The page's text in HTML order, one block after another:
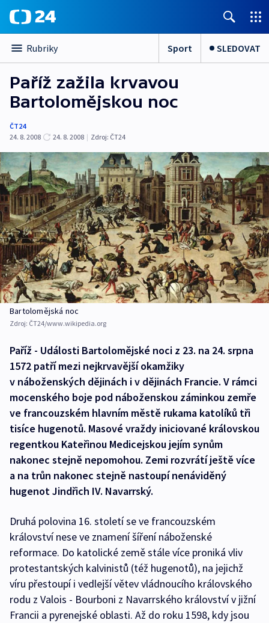
Rubriky Sport SLEDOVAT
Paříž zažila krvavou
Bartolomějskou noc
ČT24
24. 8. 2008
24. 8. 2008 | Zdroj: ČT24
Bartolomějská noc
Zdroj: ČT24/www.wikipedia.org
Paříž - Události Bartolomějské noci z 23. na 24. srpna
1572 patří mezi nejkrvavější okamžiky
v náboženských dějinách i v dějinách Francie. V rámci
mocenského boje pod náboženskou záminkou zemře
ve francouzském hlavním městě rukama katolíků tři
tisíce hugenotů. Masové vraždy iniciované královskou
regentkou Kateřinou Medicejskou jejím synům
nakonec stejně nepomohou. Zemi rozvrátí ještě více
a na trůn nakonec stejně nastoupí nenáviděný
hugenot Jindřich IV. Navarrský.
Druhá polovina 16. století se ve francouzském
království nese ve znamení šíření náboženské
reformace. Do katolické země stále více proniká vliv
protestantských kalvinistů (též hugenotů), na jejichž
víru přestoupí i vedlejší větev vládnoucího královského
rodu z Valois - Bourboni z Navarrského království v jižní
Francii a pyrenejské oblasti. Až do roku 1598, kdy jsou